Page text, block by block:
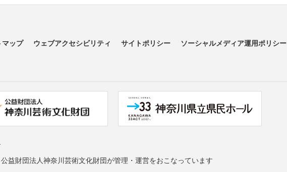
マップ ウェブアクセシビリティ サイトポリシー ソーシャルメディア運用ポリシー
益財団法人神奈川芸術文化財団が管理・運営をおこなっています